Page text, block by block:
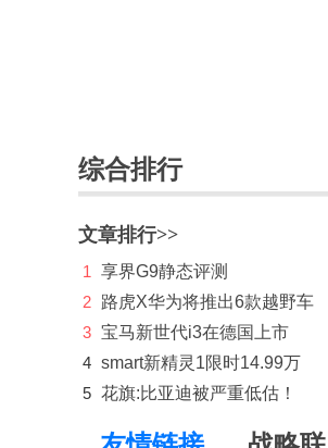
江铃集团新能源
捷达
捷尼赛思
综合排行
文章排行>>
1
享界G9静态评测
2 路虎X华为将推出6款越野车
3 宝马新世代i3在德国上市
4 smart新精灵1限时14.99万
5 花旗:比亚迪被严重低估！